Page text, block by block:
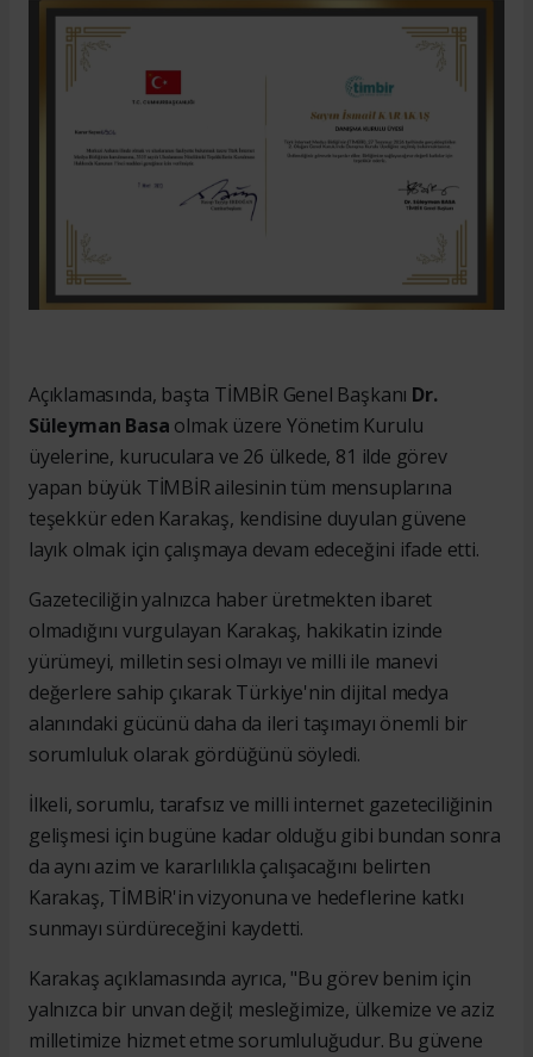
Açıklamasında, başta TİMBİR Genel Başkanı Dr.
Süleyman Basa olmak üzere Yönetim Kurulu
üyelerine, kuruculara ve 26 ülkede, 81 ilde görev
yapan büyük TİMBİR ailesinin tüm mensuplarına
teşekkür eden Karakaş, kendisine duyulan güvene
layık olmak için çalışmaya devam edeceğini ifade etti.
Gazeteciliğin yalnızca haber üretmekten ibaret
olmadığını vurgulayan Karakaş, hakikatin izinde
yürümeyi, milletin sesi olmayı ve milli ile manevi
değerlere sahip çıkarak Türkiye'nin dijital medya
alanındaki gücünü daha da ileri taşımayı önemli bir
sorumluluk olarak gördüğünü söyledi.
İlkeli, sorumlu, tarafsız ve milli internet gazeteciliğinin
gelişmesi için bugüne kadar olduğu gibi bundan sonra
da aynı azim ve kararlılıkla çalışacağını belirten
Karakaş, TİMBİR'in vizyonuna ve hedeflerine katkı
sunmayı sürdüreceğini kaydetti.
Karakaş açıklamasında ayrıca, "Bu görev benim için
yalnızca bir unvan değil; mesleğimize, ülkemize ve aziz
milletimize hizmet etme sorumluluğudur. Bu güvene